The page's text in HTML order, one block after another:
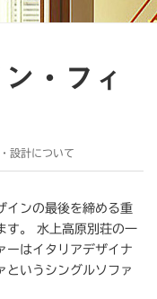
・フィ
設計について
インの最後を締める重
す。 水上高原別荘の一
ーはイタリアデザイナ
というシングルソファ